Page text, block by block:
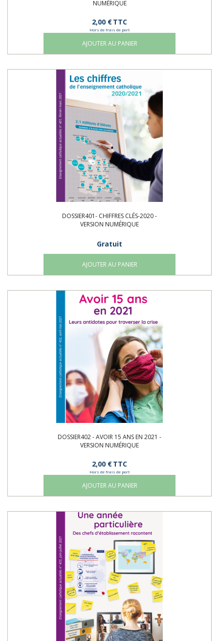
NUMÉRIQUE
2,00 €TTC
Hors de frais de port
AJOUTER AU PANIER
DOSSIER401- CHIFFRES CLÉS-2020 -
VERSION NUMÉRIQUE
Gratuit
AJOUTER AU PANIER
DOSSIER402 - AVOIR 15 ANS EN 2021 -
VERSION NUMÉRIQUE
2,00 €TTC
Hors de frais de port
AJOUTER AU PANIER